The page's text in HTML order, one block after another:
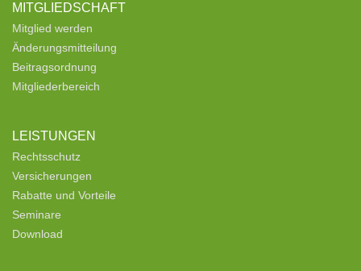
MITGLIEDSCHAFT
Mitglied werden
Änderungsmitteilung
Beitragsordnung
Mitgliederbereich
LEISTUNGEN
Rechtsschutz
Versicherungen
Rabatte und Vorteile
Seminare
Download